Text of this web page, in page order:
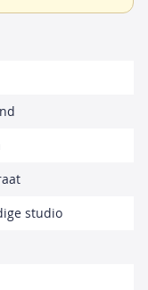
studio